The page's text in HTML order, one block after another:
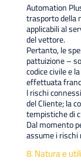
Automation
trasporto della
applicabili al
del vettore.
Pertanto, le
pattuizione –
codice civile e
effettuata
I rischi
del Cliente; la
tempistiche di
Dal momento
assume i rischi
8. Natura e